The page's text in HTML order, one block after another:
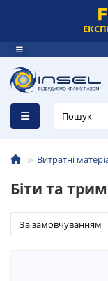
Витратні
Біти та